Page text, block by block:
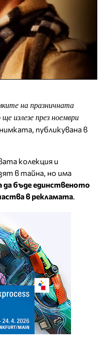
на празничната
излезе през ноември
публикувана в
колекция и
в тайна, но има
да бъде единственото
в рекламата